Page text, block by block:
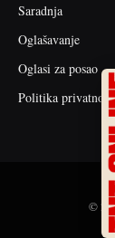
Saradnja
Oglašavanje
Oglasi za posao
Politika privatnosti
©